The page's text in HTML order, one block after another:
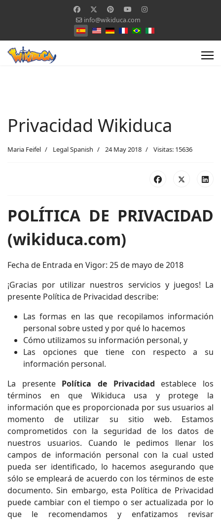
info@wikiduca.com
Seleccione su idioma
Privacidad Wikiduca
Maria Feifel Legal Spanish 24 May 2018 Visitas: 15636
POLÍTICA DE PRIVACIDAD
(wikiduca.com)
Fecha de Entrada en Vigor: 25 de mayo de 2018
¡Gracias por utilizar nuestros servicios y juegos! La
presente Política de Privacidad describe:
Las formas en las que recopilamos información
personal sobre usted y por qué lo hacemos
Cómo utilizamos su información personal, y
Las opciones que tiene con respecto a su
información personal.
La presente Política de Privacidad establece los
términos en que Wikiduca usa y protege la
información que es proporcionada por sus usuarios al
momento de utilizar su sitio web. Estamos
comprometidos con la seguridad de los datos de
nuestros usuarios. Cuando le pedimos llenar los
campos de información personal con la cual usted
pueda ser identificado, lo hacemos asegurando que
sólo se empleará de acuerdo con los términos de este
documento. Sin embargo, esta Política de Privacidad
puede cambiar con el tiempo o ser actualizada por lo
que le recomendamos y enfatizamos revisar